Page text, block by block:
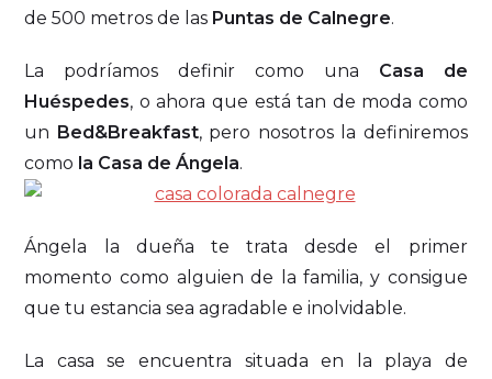
de 500 metros de las Puntas de Calnegre.
La podríamos definir como una Casa de
Huéspedes, o ahora que está tan de moda como
un Bed&Breakfast, pero nosotros la definiremos
como la Casa de Ángela.
Ángela la dueña te trata desde el primer
momento como alguien de la familia, y consigue
que tu estancia sea agradable e inolvidable.
La casa se encuentra situada en la playa de